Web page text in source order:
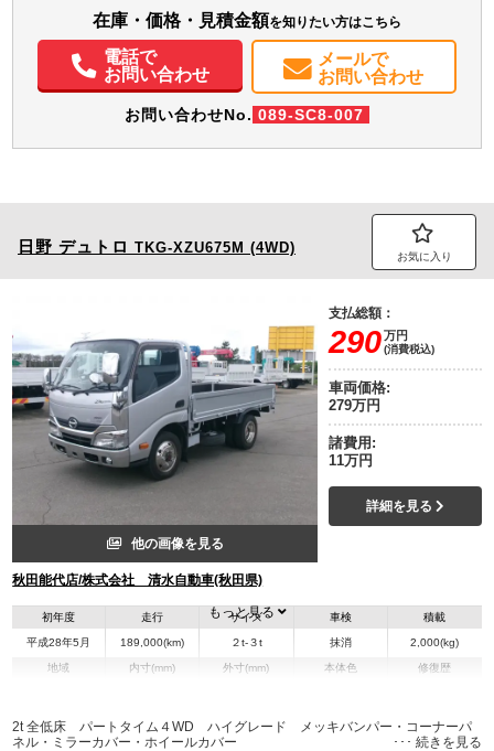
パワーウィンドウ ETC
在庫・価格・見積金額を知りたい方はこちら
電話で
お問い合わせ
メールで
お問い合わせ
お問い合わせNo. 089-SC8-007
日野 デュトロ TKG-XZU675M (4WD)
お気に入り
他の画像を見る
秋田能代店/株式会社 清水自動車(秋田県)
支払総額：
290万円
(消費税込)
車両価格:
279万円
諸費用:
11万円
詳細を見る
初年度
平成28年5月
走行
189,000(km)
サイズ
２t-３t
車検
抹消
積載
2,000(kg)
地域 内寸(mm)
H:370
外寸(mm)
H:1,980
本体色 修復歴
もっと見る
2t 全低床 パートタイム４WD ハイグレード メッキバンパー・コーナーパ
ネル・ミラーカバー・ホイールカバー